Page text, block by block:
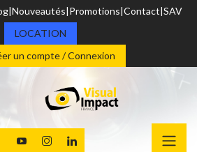
Nouveautés Promotions Contact SAV
LOCATION
un compte / Connexion